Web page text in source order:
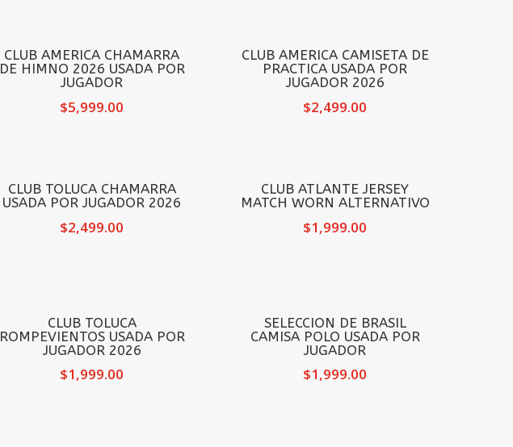
CLUB AMERICA CHAMARRA
DE HIMNO 2026 USADA POR
JUGADOR
$5,999.00
CLUB AMERICA CAMISETA DE
PRACTICA USADA POR
JUGADOR 2026
$2,499.00
CLUB TOLUCA CHAMARRA
USADA POR JUGADOR 2026
$2,499.00
CLUB ATLANTE JERSEY
MATCH WORN ALTERNATIVO
$1,999.00
CLUB TOLUCA
ROMPEVIENTOS USADA POR
JUGADOR 2026
$1,999.00
SELECCION DE BRASIL
CAMISA POLO USADA POR
JUGADOR
$1,999.00